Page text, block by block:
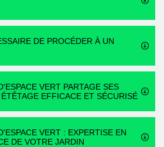
DE PROCÉDER À UN
VERT PARTAGE SES
EFFICACE ET SÉCURISÉ
VERT : EXPERTISE EN
DE VOTRE JARDIN